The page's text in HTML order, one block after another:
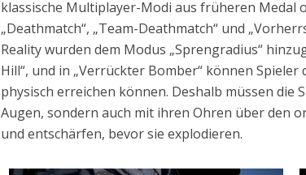
klassische Multiplayer-Modi aus früheren Medal
„Deathmatch“, „Team-Deathmatch“ und
Reality wurden dem Modus „Sprengradius“
Hill“, und in „Verrückter Bomber“ können
physisch erreichen können. Deshalb müssen die
Augen, sondern auch mit ihren Ohren über den
und entschärfen, bevor sie explodieren.